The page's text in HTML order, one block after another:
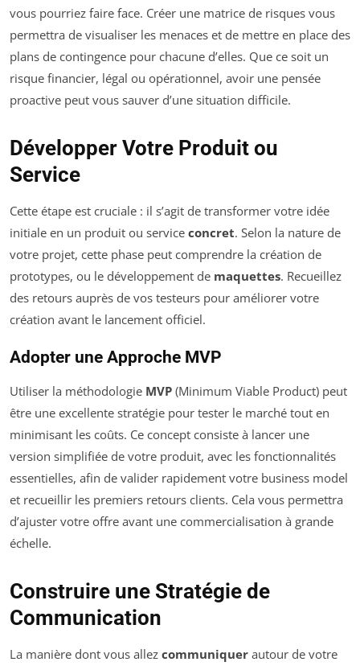
vous pourriez faire face. Créer une matrice de risques vous
permettra de visualiser les menaces et de mettre en place des
plans de contingence pour chacune d’elles. Que ce soit un
risque financier, légal ou opérationnel, avoir une pensée
proactive peut vous sauver d’une situation difficile.
Développer Votre Produit ou
Service
Cette étape est cruciale : il s’agit de transformer votre idée
initiale en un produit ou service concret. Selon la nature de
votre projet, cette phase peut comprendre la création de
prototypes, ou le développement de maquettes. Recueillez
des retours auprès de vos testeurs pour améliorer votre
création avant le lancement officiel.
Adopter une Approche MVP
Utiliser la méthodologie MVP (Minimum Viable Product) peut
être une excellente stratégie pour tester le marché tout en
minimisant les coûts. Ce concept consiste à lancer une
version simplifiée de votre produit, avec les fonctionnalités
essentielles, afin de valider rapidement votre business model
et recueillir les premiers retours clients. Cela vous permettra
d’ajuster votre offre avant une commercialisation à grande
échelle.
Construire une Stratégie de
Communication
La manière dont vous allez communiquer autour de votre